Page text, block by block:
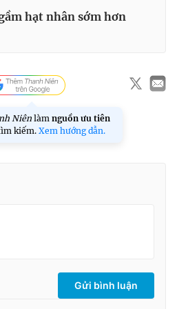
hạt nhân sớm hơn
Niên làm nguồn ưu tiên
kiếm. Xem hướng dẫn.
Gửi bình luận